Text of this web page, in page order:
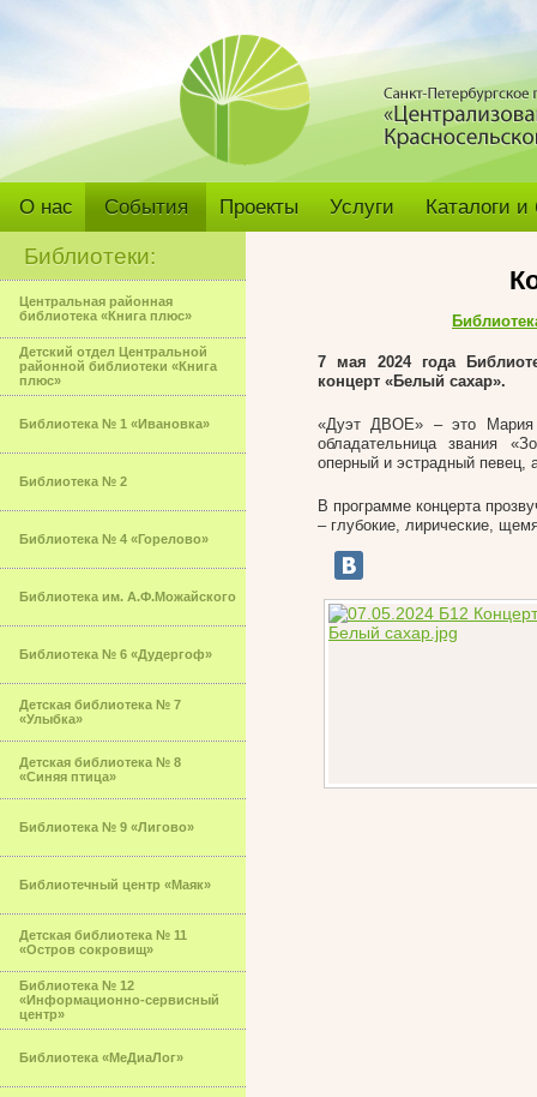
О нас События Проекты Услуги Каталоги
Библиотеки:
Центральная районная
библиотека «Книга плюс»
Детский отдел Центральной
районной библиотеки «Книга
плюс»
Библиотека № 1 «Ивановка»
Библиотека № 2
Библиотека № 4 «Горелово»
Библиотека им. А.Ф.Можайского
Библиотека № 6 «Дудергоф»
Детская библиотека № 7
«Улыбка»
Детская библиотека № 8
«Синяя птица»
Библиотека № 9 «Лигово»
Библиотечный центр «Маяк»
Детская библиотека № 11
«Остров сокровищ»
Библиотека № 12
«Информационно-сервисный
центр»
Библиотека «МеДиаЛог»
7 мая 2024 года
концерт «Белый сахар».
«Дуэт ДВОЕ» – это Мария
обладательница звания
оперный и эстрадный певец,
В программе концерта
– глубокие, лирические,